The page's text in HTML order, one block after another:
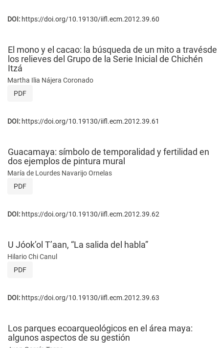
DOI: https://doi.org/10.19130/iifl.ecm.2012.39.60
El mono y el cacao: la búsqueda de un mito a travésde
los relieves del Grupo de la Serie Inicial de Chichén
Itzá
Martha Ilia Nájera Coronado
PDF
DOI: https://doi.org/10.19130/iifl.ecm.2012.39.61
Guacamaya: símbolo de temporalidad y fertilidad en
dos ejemplos de pintura mural
María de Lourdes Navarijo Ornelas
PDF
DOI: https://doi.org/10.19130/iifl.ecm.2012.39.62
U Jóok’ol T’aan, “La salida del habla”
Hilario Chi Canul
PDF
DOI: https://doi.org/10.19130/iifl.ecm.2012.39.63
Los parques ecoarqueológicos en el área maya:
algunos aspectos de su gestión